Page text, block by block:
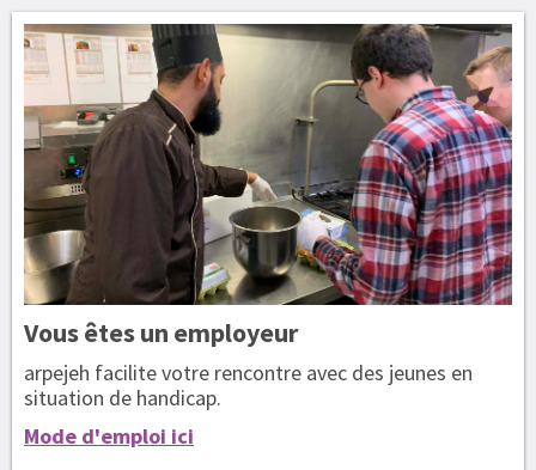
Vous êtesun employeur
arpejeh facilite votre rencontre avec des jeunes en
situation de handicap.
Mode d'emploi ici